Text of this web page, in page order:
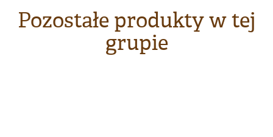
Pozostałe produkty w tej
grupie